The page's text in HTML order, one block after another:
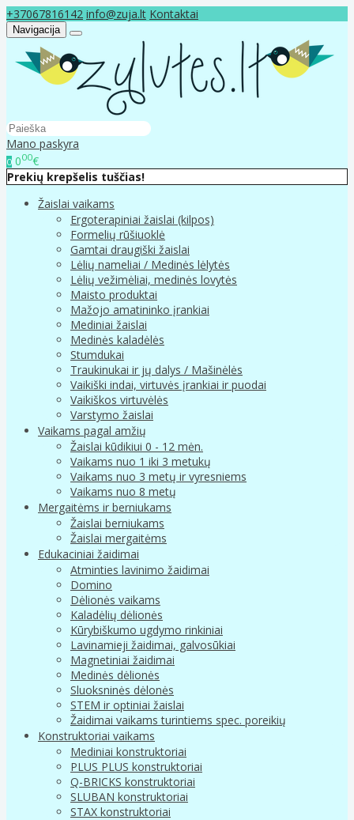
+37067816142 info@zuja.lt Kontaktai
Navigacija
Mano paskyra
0 000€
Prekių krepšelis tuščias!
Žaislai vaikams
Ergoterapiniai žaislai (kilpos)
Formelių rūšiuoklė
Gamtai draugiški žaislai
Lėlių nameliai / Medinės lėlytės
Lėlių vežimėliai, medinės lovytės
Maisto produktai
Mažojo amatininko įrankiai
Mediniai žaislai
Medinės kaladėlės
Stumdukai
Traukinukai ir jų dalys / Mašinėlės
Vaikiški indai, virtuvės įrankiai ir puodai
Vaikiškos virtuvėlės
Varstymo žaislai
Vaikams pagal amžių
Žaislai kūdikiui 0 - 12 mėn.
Vaikams nuo 1 iki 3 metukų
Vaikams nuo 3 metų ir vyresniems
Vaikams nuo 8 metų
Mergaitėms ir berniukams
Žaislai berniukams
Žaislai mergaitėms
Edukaciniai žaidimai
Atminties lavinimo žaidimai
Domino
Dėlionės vaikams
Kaladėlių dėlionės
Kūrybiškumo ugdymo rinkiniai
Lavinamieji žaidimai, galvosūkiai
Magnetiniai žaidimai
Medinės dėlionės
Sluoksninės dėlonės
STEM ir optiniai žaislai
Žaidimai vaikams turintiems spec. poreikių
Konstruktoriai vaikams
Mediniai konstruktoriai
PLUS PLUS konstruktoriai
Q-BRICKS konstruktoriai
SLUBAN konstruktoriai
STAX konstruktoriai